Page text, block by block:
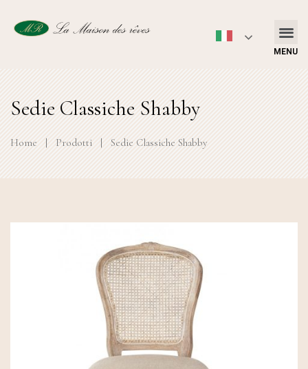
MENU
Sedie Classiche Shabby
Home | Prodotti | Sedie Classiche Shabby